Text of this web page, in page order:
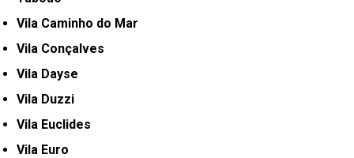
Vila Caminho do Mar
Vila Conçalves
Vila Dayse
Vila Duzzi
Vila Euclides
Vila Euro